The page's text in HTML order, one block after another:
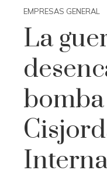
EMPRESAS GENERAL
La